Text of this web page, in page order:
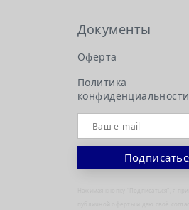
Документы
Оферта
Политика
конфиденциальности